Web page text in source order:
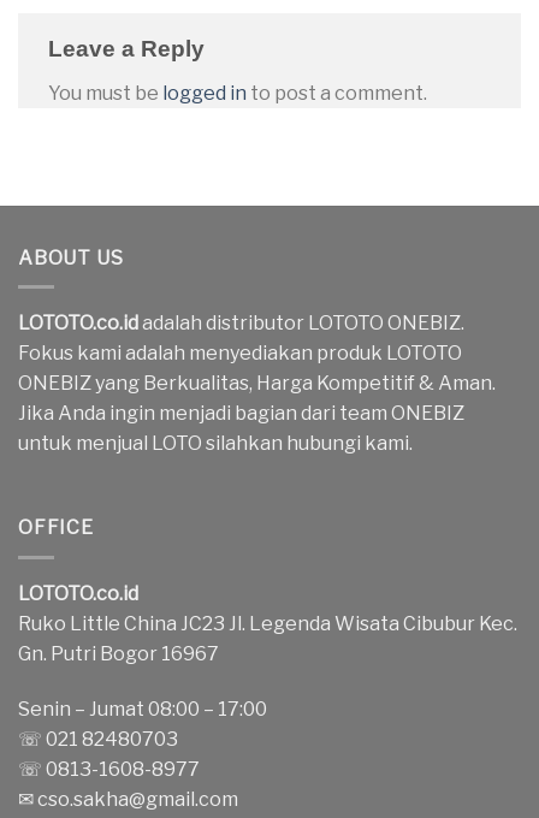
Leave a Reply
You must be logged in to post a comment.
ABOUT US
LOTOTO.co.id adalah distributor LOTOTO ONEBIZ.
Fokus kami adalah menyediakan produk LOTOTO
ONEBIZ yang Berkualitas, Harga Kompetitif & Aman.
Jika Anda ingin menjadi bagian dari team ONEBIZ
untuk menjual LOTO silahkan hubungi kami.
OFFICE
LOTOTO.co.id
Ruko Little China JC23 Jl. Legenda Wisata Cibubur Kec.
Gn. Putri Bogor 16967
Senin – Jumat 08:00 – 17:00
☏ 021 82480703
☏ 0813-1608-8977
✉cso.sakha@gmail.com